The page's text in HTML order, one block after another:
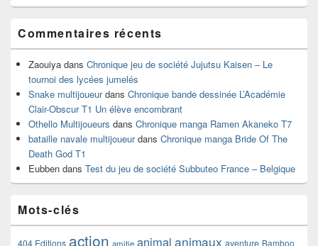
Commentaires récents
Zaouiya dans Chronique jeu de société Jujutsu Kaisen – Le
tournoi des lycées jumelés
Snake multijoueurdans Chronique bande dessinée L’Académie
Clair-Obscur T1 Un élève encombrant
Othello Multijoueurs dans Chronique manga Ramen Akaneko T7
bataille navale multijoueurdans Chronique manga Bride Of The
Death God T1
Eubben dans Test du jeu de société Subbuteo France – Belgique
Mots-clés
404 Editions action amitie animal animaux Bamboo